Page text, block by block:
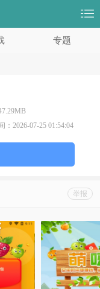
专题
：2026-07-25 01:54:04
举报